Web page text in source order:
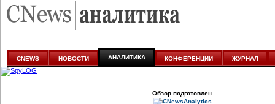
аналитике
CNEWS НОВОСТИ АНАЛИТИКА КОНФЕРЕНЦИИ ЖУРНАЛ
Обзор подготовлен